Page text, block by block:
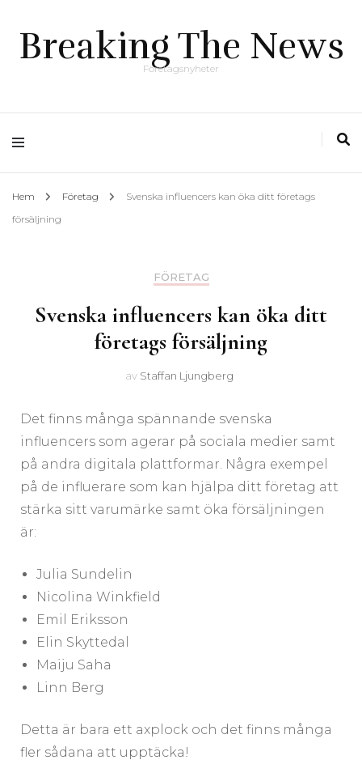
Breaking The News
Företagsnyheter
Hem Företag
Svenska influencers kan öka ditt företags
försäljning
FÖRETAG
Svenska influencers kan öka ditt
företags försäljning
av Staffan Ljungberg
Det finns många spännande svenska
influencers som agerar på sociala medier samt
på andra digitala plattformar. Några exempel
på de influerare som kan hjälpa ditt företag att
stärka sitt varumärke samt öka försäljningen
är:
Julia Sundelin
Nicolina Winkfield
Emil Eriksson
Elin Skyttedal
Maiju Saha
Linn Berg
Detta är bara ett axplock och det finns många
fler sådana att upptäcka!